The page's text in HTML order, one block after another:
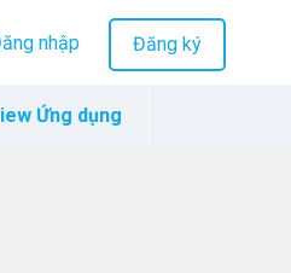
nhập Đăng ký
Ứng dụng